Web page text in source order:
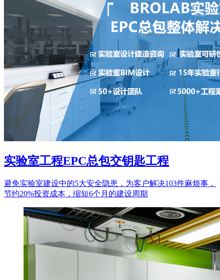
实验室工程EPC总包交钥匙工程
避免实验室建设中的5大安全隐患，为客户解决103件麻烦事，
节约20%投资成本，缩短6个月的建设周期